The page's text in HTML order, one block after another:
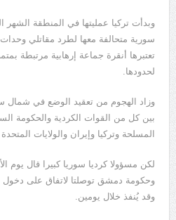
وبدأت تركيا عمليتها في المنطقة
سورية متحالفة معها لطرد مقاتلي
تعتبرها أنقرة جماعة إرهابية مرتبطة
لحدودها.
وزاد الهجوم من تعقيد الوضع في شمال
بين كل من القوات الكردية والحكومة
المسلحة وتركيا وإيران والولايات المتحدة
لكن مسؤولا كرديا سوريا كبيرا قال يوم
وحكومة دمشق توصلتا لاتفاق على
وقد يُنفذ خلال يومين.